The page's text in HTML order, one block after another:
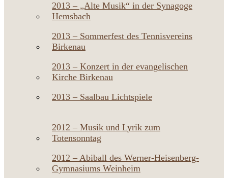
2013 – „Alte Musik“ in der Synagoge
Hemsbach
2013 – Sommerfest des Tennisvereins
Birkenau
2013 – Konzert in der evangelischen
Kirche Birkenau
2013 – Saalbau Lichtspiele
2012 – Musik und Lyrik zum
Totensonntag
2012 – Abiball des Werner-Heisenberg-
Gymnasiums Weinheim